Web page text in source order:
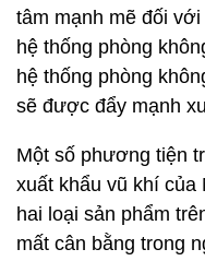
tâm mạnh mẽ đối
hệ thống phòng
hệ thống phòng
sẽ được đẩy mạnh
Một số phương tiện
xuất khẩu vũ khí của
hai loại sản phẩm
mất cân bằng trong